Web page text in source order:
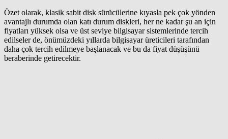
Özet olarak, klasik sabit disk sürücülerine kıyasla pek çok yönden
avantajlı durumda olan katı durum diskleri, her ne kadar şu an için
fiyatları yüksek olsa ve üst seviye bilgisayar sistemlerinde tercih
edilseler de, önümüzdeki yıllarda bilgisayar üreticileri tarafından
daha çok tercih edilmeye başlanacak ve bu da fiyat düşüşünü
beraberinde getirecektir.